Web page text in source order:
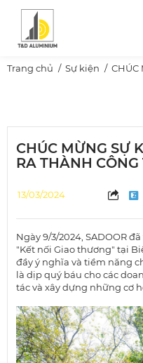
Trang chủ Sự kiện CHÚC MỪNG SỰ KIỆN
CHÚC MỪNG SỰ
RA THÀNH
13/03/2024
Ngày 9/3/2024, SADOOR
"Kết nối Giao thương" tại
đầy ý nghĩa và tiềm năng
là dịp quý báu cho các
tác và xây dựng những cơ